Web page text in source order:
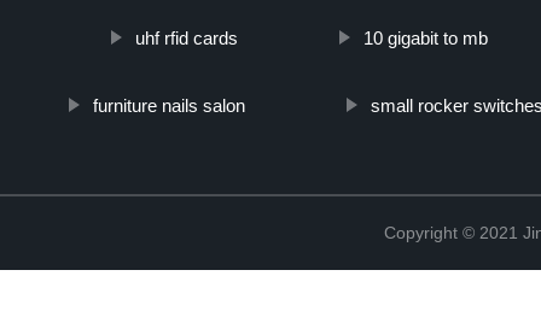
uhf rfid cards 10 gigabit to mb
furniture nails salon small rocker
Copyright © 2021